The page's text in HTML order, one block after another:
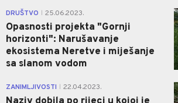
DRUŠTVO 25.06.2023.
Opasnosti projekta "Gornji
horizonti": Narušavanje
ekosistema Neretve i miješanje
sa slanom vodom
ZANIMLJIVOSTI 22.04.2023.